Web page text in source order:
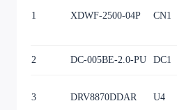
1 XDWF-2500-04P CN1
2 DC-005BE-2.0-PU DC1
3 DRV8870DDAR U4